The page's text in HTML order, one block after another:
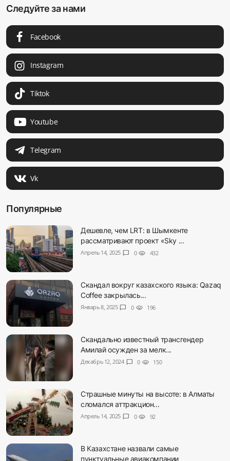
Следуйте за нами
Facebook
Instagram
Tiktok
Youtube
Telegram
Vk
Популярные
Дешевле, чем LRT: в Шымкенте
рассматривают проект «Sky ...
Апрель 14, 2025 chat_bubble 0 visibility 432
Скандал вокруг казахского языка: Qazaq
Coffee закрылась...
Январь 8, 2025 chat_bubble 0 visibility 196
Скандально известный трансгендер
Амилай осужден за мелк...
Декабрь 12, 2024 chat_bubble 0 visibility 150
Страшные минуты на высоте: в Алматы
сломался аттракцион...
Апрель 14, 2025 chat_bubble 0 visibility 92
В Казахстане назвали самые
пунктуальные авиакомпании